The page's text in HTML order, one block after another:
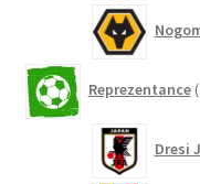
Reprezentance
Dresi